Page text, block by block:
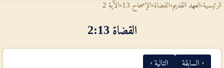
الرئيسية›العهد القديم›القضاة›الإصحاح 13 ›الآية 2
القضاة 13‏:‏2
‹ السابقة التالية ›